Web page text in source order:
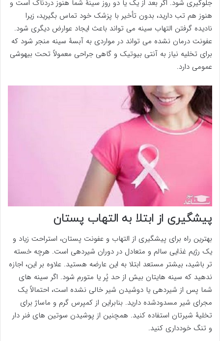
جلوگیری شود. اگر بعد از یک یا دو روز سینۀ شما هنوز دردناک است و
هنوز هم تب دارید، بدون تأخیر با پزشک خود تماس بگیرید، زیرا
نادیده گرفتن التهاب سینه می تواند باعث ایجاد عوارض دیگری شود.
عفونت درمان نشده می تواند در مواردی به آبسۀ سینه منجر شود که
برای تخلیه نیاز به آنتی بیوتیک و گاهی جراحی معمولاً تحت بیهوشی
عمومی دارد.
پیشگیری از ابتلا به التهاب پستان
بهترین راه برای پیشگیری از التهاب و عفونت پستان، استراحت زیاد و
یک رژیم غذایی سالم و متعادل در دوران شیردهی است. هرچه خسته
تر باشید، بیشتر مستعد ابتلا به این عارضه هستید. علاوه بر این، اجازه
ندهید که سینه هایتان بیش از حد پُر یا متورم شود. اگر سینه های
شما پس از شیردهی یا دوشیدن شیر خالی نشده است، احتمالاً یک
مجرای شیر مسدودشده دارید. بنابراین از کمپرس گرم و ماساژ برای
تخلیۀ شیرتان استفاده کنید. همچنین از پوشیدن سوتین های فنر دار
و تنگ خودداری کنید.